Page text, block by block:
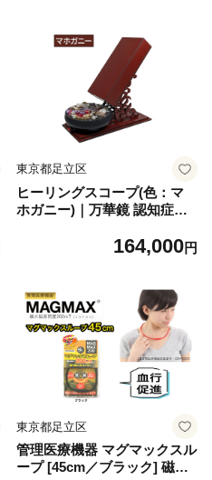
東京都足立区
ヒーリングスコープ(色：マ
ホガニー)｜万華鏡 認知症予
164,000円
東京都足立区
管理医療機器 マグマックスル
ープ [45cm／ブラック] 磁気